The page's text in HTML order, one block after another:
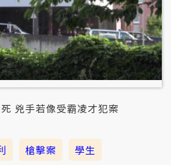
兇手若像受霸凌才犯案
槍擊案 學生